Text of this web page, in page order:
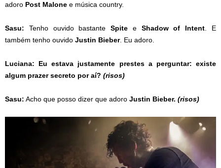
adoro Post Malone e música country.
Sasu: Tenho ouvido bastanteSpite e Shadow of Intent. E
também tenho ouvido Justin Bieber. Eu adoro.
Luciana:
Eu estava justamente prestes a perguntar: existe
algum prazer secreto por aí? (risos)
Sasu: Acho que posso dizer que adoro Justin Bieber. (risos)